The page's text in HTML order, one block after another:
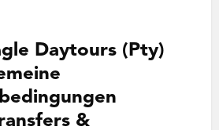
Daytours (Pty)
&